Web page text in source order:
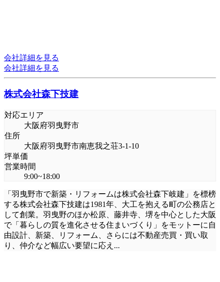
会社詳細を見る
会社詳細を見る
株式会社森下技建
対応エリア
大阪府羽曳野市
住所
大阪府羽曳野市南恵我之荘3-1-10
坪単価
営業時間
9:00~18:00
「羽曳野市で新築・リフォームは株式会社森下岐建」を標榜
する株式会社森下技建は1981年、大工を抱える町の公務店と
して創業。羽曳野のほか松原、藤井寺、堺を中心とした大阪
で「暮らしの質を進化させる住まいづくり」をモットーに自
由設計、新築、リフォーム、さらには不動産売買・買い取
り、仲介など幅広い要望に応え ...